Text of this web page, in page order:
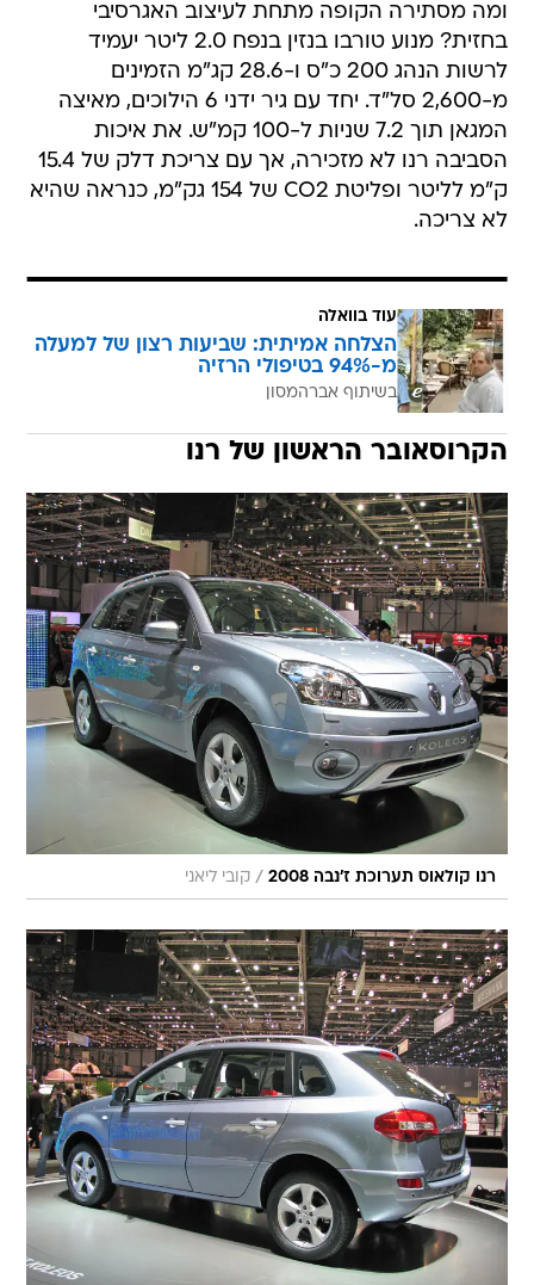
ומה מסתירה הקופה מתחת לעיצוב האגרסיבי
בחזית? מנוע טורבו בנזין בנפח 2.0 ליטר יעמיד
לרשות הנהג 200 כ"ס ו-28.6 קג"מ הזמינים
מ-2,600 סל"ד. יחד עם גיר ידני 6 הילוכים, מאיצה
המגאן תוך 7.2 שניות ל-100 קמ"ש. את איכות
הסביבה רנו לא מזכירה, אך עם צריכת דלק של 15.4
ק"מ לליטר ופליטת CO2 של 154 גק"מ, כנראה שהיא
לא צריכה.
עוד בוואלה
הצלחה אמיתית: שביעות רצון של למעלה
מ-94% בטיפולי הרזיה
בשיתוף אברהמסון
הקרוסאובר הראשון של רנו
רנו קולאוס תערוכת ז'נבה 2008 / קובי ליאני